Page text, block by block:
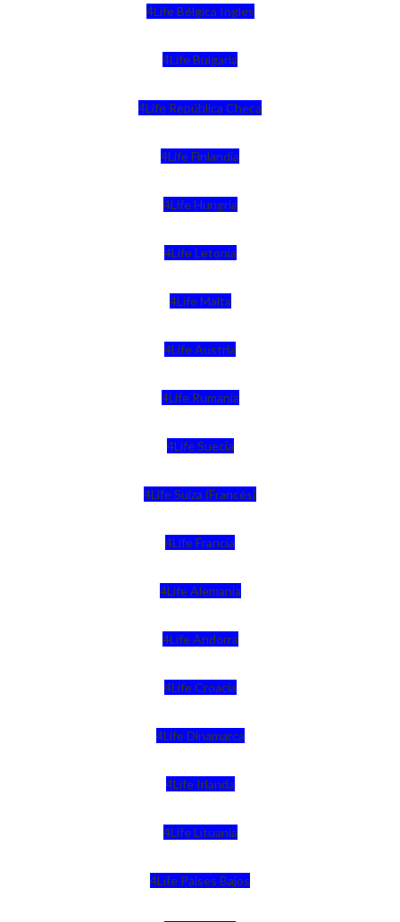
4Life Bélgica Ingles
4Life Bulgaria
4Life República Checa
4Life Finlandia
4Life Hungria
4Life Letonia
4Life Malta
4Life Austria
4Life Rumania
4Life Suecia
4Life Suiza (Francés)
4Life Francia
4Life Alemania
4Life Andorra
4Life Croacia
4Life Dinamarca
4Life Irlanda
4Life Lituania
4Life Paises Bajos